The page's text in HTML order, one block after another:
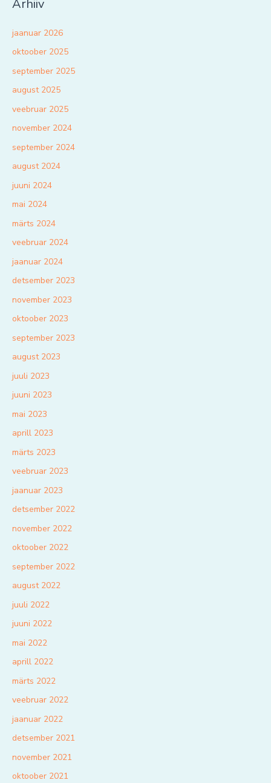
Arhiiv
jaanuar 2026
oktoober 2025
september 2025
august 2025
veebruar 2025
november 2024
september 2024
august 2024
juuni 2024
mai 2024
märts 2024
veebruar 2024
jaanuar 2024
detsember 2023
november 2023
oktoober 2023
september 2023
august 2023
juuli 2023
juuni 2023
mai 2023
aprill 2023
märts 2023
veebruar 2023
jaanuar 2023
detsember 2022
november 2022
oktoober 2022
september 2022
august 2022
juuli 2022
juuni 2022
mai 2022
aprill 2022
märts 2022
veebruar 2022
jaanuar 2022
detsember 2021
november 2021
oktoober 2021